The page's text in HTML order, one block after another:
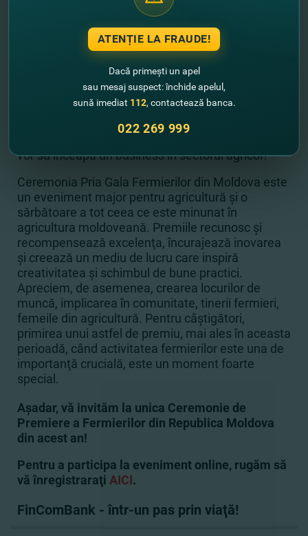
fermele mai mari din Republica Moldova?
► Cum se face pregătirea forţei de munca in
acest domeniu?
► Rolul asociaţiilor şi clusterelor agricole
► Cu ce provocări se confruntă fermierii români în
agricultură? De ce aunevoie pentru a-şi creşte
► Care sunt poveştile lor de succes? Cum au
învăţat să facă business şi cum ne pot împărtăşi
vor să înceapă un business în sectorul agricol?
Ceremonia Pria Gala Fermierilor din Moldova este
un eveniment major pentru agricultură şi o
sărbătoare a tot ceea ce este minunat în
agricultura moldoveană. Premiile recunosc şi
recompensează excelenţa, încurajează inovarea
şi creează un mediu de lucru care inspiră
creativitatea şi schimbul de bune practici.
Apreciem, de asemenea, crearea locurilor de
muncă, implicarea în comunitate, tinerii fermieri,
femeile din agricultură. Pentru câştigători,
primirea unui astfel de premiu, mai ales în aceasta
perioadă, când activitatea fermierilor este una de
importanţă crucială, este un moment foarte
special.
Aşadar, vă invităm la unica Ceremonie de
Premiere a Fermierilor din Republica Moldova
din acest an!
Pentru a participa la eveniment online, rugăm să
vă înregistraraţi AICI.
FinComBank - într-un pas prin viaţă!
ATENȚIE LA FRAUDE!
Dacă primești un apel
sau mesaj suspect: închide apelul,
sună imediat 112, contactează banca.
022 269 999